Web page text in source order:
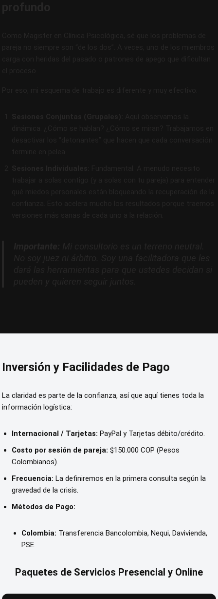
Inversión y Facilidades de Pago
La claridad es parte de la confianza, así que aquí tienes toda la
información logística:
Internacional / Tarjetas: PayPal y Tarjetas débito/crédito.
Costo por sesión de pareja: $150.000 COP (Pesos
Colombianos).
Frecuencia: La definiremos en la primera consulta según la
gravedad de la crisis.
Métodos de Pago:
Colombia: Transferencia Bancolombia, Nequi, Davivienda,
PSE.
Paquetes de Servicios Presencial y Online